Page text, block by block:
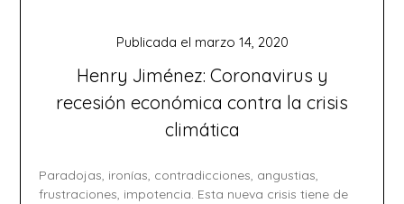
Henry Jiménez: Coronavirus y
recesión económica contra la crisis
climática
Publicada el marzo 14, 2020
Paradojas, ironías, contradicciones, angustias,
frustraciones, impotencia. Esta nueva crisis tiene de